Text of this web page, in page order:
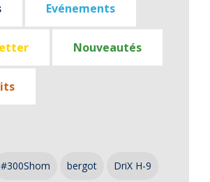
Evénements
Nouveautés
#300Shom bergot DriX H-9